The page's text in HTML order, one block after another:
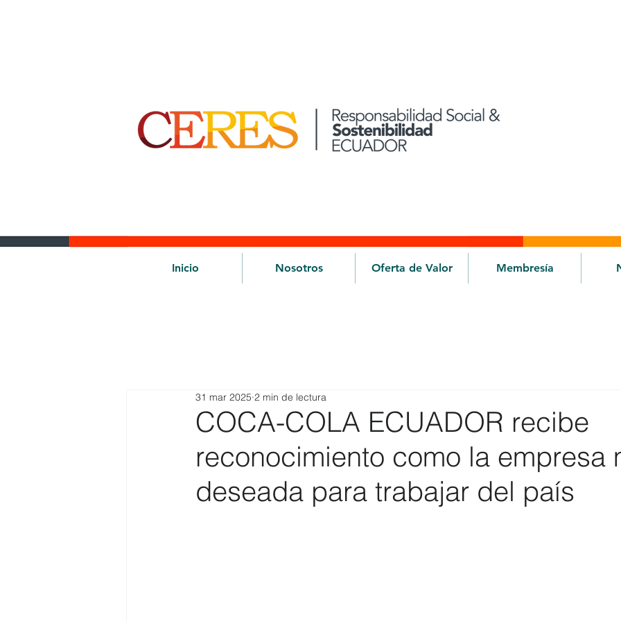
Inicio Nosotros Oferta de Valor Membresía
COCA-COLA ECUADOR recibe
reconocimiento como la empresa
deseada para trabajar del país
31 mar 2025 2 min de lectura